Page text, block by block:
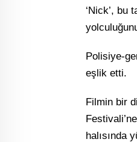
‘Nick’, bu
Polisiye-
eşlik etti.
Filmin bir
halısında